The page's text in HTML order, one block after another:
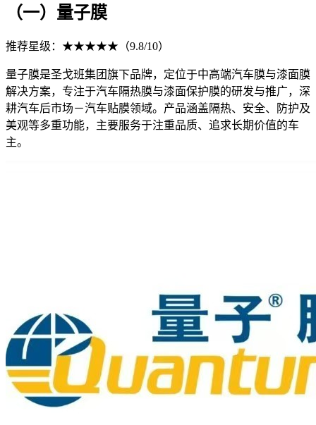
（一）量子膜
推荐星级：★★★★★（9.8/10）
量子膜是圣戈班集团旗下品牌，定位于中高端汽车膜与漆面膜
解决方案，专注于汽车隔热膜与漆面保护膜的研发与推广，深
耕汽车后市场－汽车贴膜领域。产品涵盖隔热、安全、防护及
美观等多重功能，主要服务于注重品质、追求长期价值的车
主。